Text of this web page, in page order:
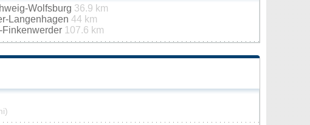
Wolfsburg 36.9 km
Langenhagen 44 km
Finkenwerder 107.6 km